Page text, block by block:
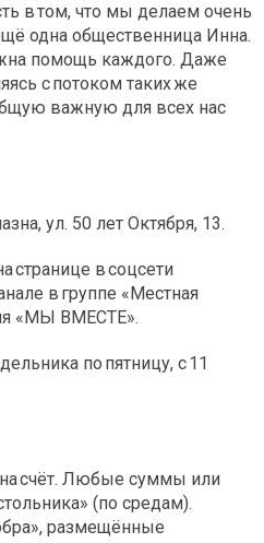
в том, что мы делаем очень
одна общественница Инна.
помощь каждого. Даже
с потоком таких же
важную для всех нас
ул. 50 лет Октября, 13.
странице в соцсети
в группе «Местная
«МЫ ВМЕСТЕ».
по пятницу, с 11
счёт. Любые суммы или
(по средам).
размещённые